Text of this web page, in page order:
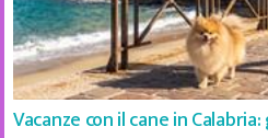
Vacanze con il cane in